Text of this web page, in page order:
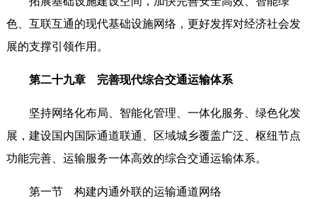
色、互联互通的现代基础设施网络，更好发挥对经济社会发
展的支撑引领作用。
第二十九章 完善现代综合交通运输体系
坚持网络化布局、智能化管理、一体化服务、绿色化发
展，建设国内国际通道联通、区域城乡覆盖广泛、枢纽节点
功能完善、运输服务一体高效的综合交通运输体系。
第一节 构建内通外联的运输通道网络